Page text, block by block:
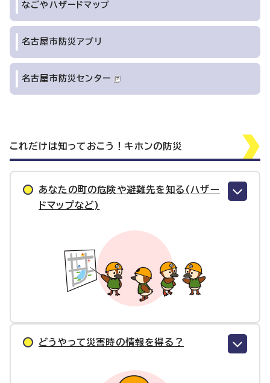
なごやハザードマップ
名古屋市防災アプリ
名古屋市防災センター
これだけは知っておこう！キホンの防災
あなたの町の危険や避難先を知る(ハザー
ドマップなど)
どうやって災害時の情報を得る？